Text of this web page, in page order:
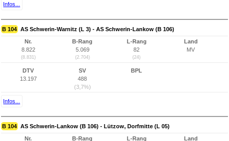
Infos...
B 104 AS Schwerin-Warnitz (L 3) - AS Schwerin-Lankow (B 106)
Nr.
8.822
(8.831)
B-Rang
5.069
(2.704)
L-Rang
82
(24)
Land
MV
DTV
13.197
SV
488
(3,7%)
BPL
Infos...
B 104 AS Schwerin-Lankow (B 106) - Lützow, Dorfmitte (L 05)
Nr.
B-Rang
L-Rang
Land